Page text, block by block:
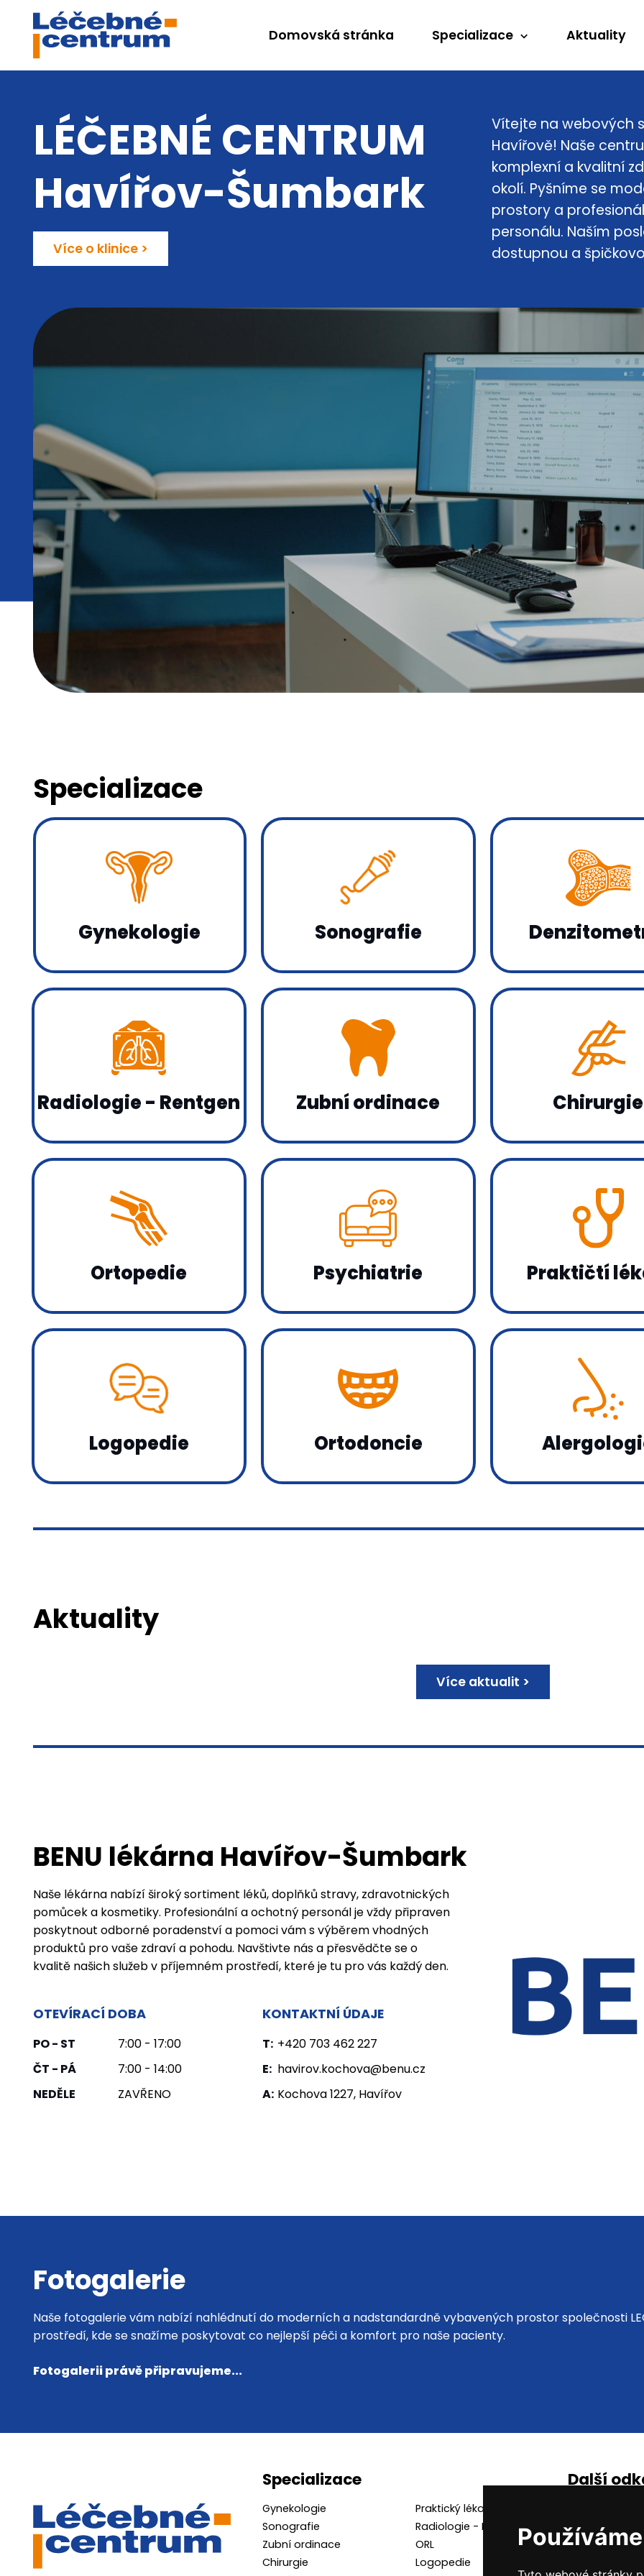
Domovská stránka Specializace Aktuality
LÉČEBNÉ CENTRUM
Havířov-Šumbark
Více o klinice >
Vítejte na webových
Havířově! Naše
komplexní a kvalitní
okolí. Pyšníme se
prostory a
personálu. Naším
dostupnou a
Specializace
Gynekologie Sonografie
Radiologie - Rentgen Zubní ordinace Chirurgie
Ortopedie Psychiatrie Praktičtí
Logopedie Ortodoncie
Aktuality
Více aktualit >
BENU lékárna Havířov-Šumbark
Naše lékárna nabízí široký sortiment léků, doplňků stravy, zdravotnických
pomůcek a kosmetiky. Profesionální a ochotný personál je vždy připraven
poskytnout odborné poradenství a pomoci vám s výběrem vhodných
produktů pro vaše zdraví a pohodu. Navštivte nás a přesvědčte se o
kvalitě našich služeb v příjemném prostředí, které je tu pro vás každý den.
OTEVÍRACÍ DOBA
PO - ST
7:00 - 17:00
ČT - PÁ
7:00 - 14:00
NEDĚLE
ZAVŘENO
KONTAKTNÍ ÚDAJE
T: +420 703 462 227
E: havirov.kochova@benu.cz
A: Kochova 1227, Havířov
Fotogalerie
Naše fotogalerie vám nabízí nahlédnutí do moderních a nadstandardně vybavených prostor společnosti
prostředí, kde se snažíme poskytovat co nejlepší péči a komfort pro naše pacienty.
Fotogalerii právě připravujeme...
Specializace
Gynekologie
Sonografie
Zubní ordinace
Chirurgie
Praktický lékař
Radiologie - Rentgen
ORL
Logopedie
Další
Aktuality
Recenze